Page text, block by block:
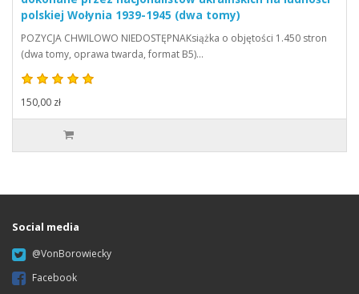
polskiej Wołynia 1939-1945 (dwa tomy)
POZYCJA CHWILOWO NIEDOSTĘPNAKsiążka o objętości 1.450 stron
(dwa tomy, oprawa twarda, format B5)…
150,00 zł
Social media
@VonBorowiecky
Facebook